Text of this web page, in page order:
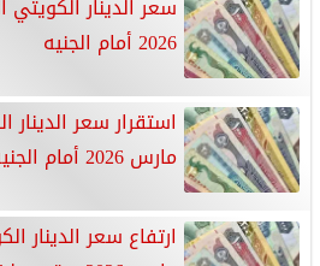
2026 أمام الجنيه
مارس 2026 أمام الجنيه